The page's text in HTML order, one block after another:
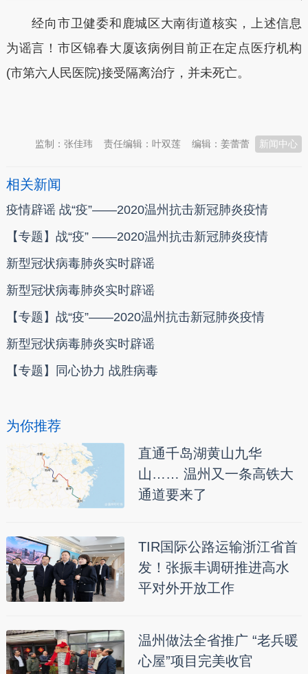
经向市卫健委和鹿城区大南街道核实，上述信息
为谣言！市区锦春大厦该病例目前正在定点医疗机构
(市第六人民医院)接受隔离治疗，并未死亡。
新闻中心
编辑：姜蕾蕾
责任编辑：叶双莲
监制：张佳玮
相关新闻
疫情辟谣 战“疫”——2020温州抗击新冠肺炎疫情
【专题】战“疫” ——2020温州抗击新冠肺炎疫情
新型冠状病毒肺炎实时辟谣
新型冠状病毒肺炎实时辟谣
【专题】战“疫”——2020温州抗击新冠肺炎疫情
新型冠状病毒肺炎实时辟谣
【专题】同心协力 战胜病毒
为你推荐
直通千岛湖黄山九华
山…… 温州又一条高铁大
通道要来了
TIR国际公路运输浙江省首
发！张振丰调研推进高水
平对外开放工作
温州做法全省推广 “老兵暖
心屋”项目完美收官